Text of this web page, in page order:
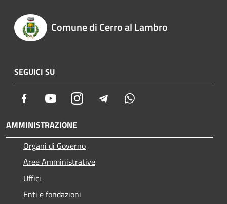
Comune di Cerro al Lambro
SEGUICI SU
Facebook YoutubeInstagram Telegram
AMMINISTRAZIONE
Organi di Governo
Aree Amministrative
Uffici
Enti e fondazioni